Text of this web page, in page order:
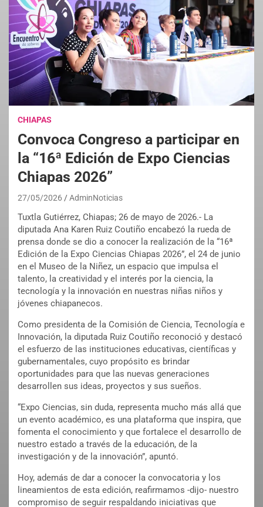
CHIAPAS
Convoca Congreso a participar en
la “16ª Edición de Expo Ciencias
Chiapas 2026”
27/05/2026 AdminNoticias
Tuxtla Gutiérrez, Chiapas; 26 de mayo de 2026.- La
diputada Ana Karen Ruiz Coutiño encabezó la rueda de
prensa donde se dio a conocer la realización de la “16ª
Edición de la Expo Ciencias Chiapas 2026”, el 24 de junio
en el Museo de la Niñez, un espacio que impulsa el
talento, la creatividad y el interés por la ciencia, la
tecnología y la innovación en nuestras niñas niños y
jóvenes chiapanecos.
Como presidenta de la Comisión de Ciencia, Tecnología e
Innovación, la diputada Ruiz Coutiño reconoció y destacó
el esfuerzo de las instituciones educativas, científicas y
gubernamentales, cuyo propósito es brindar
oportunidades para que las nuevas generaciones
desarrollen sus ideas, proyectos y sus sueños.
“Expo Ciencias, sin duda, representa mucho más allá que
un evento académico, es una plataforma que inspira, que
fomenta el conocimiento y que fortalece el desarrollo de
nuestro estado a través de la educación, de la
investigación y de la innovación”, apuntó.
Hoy, además de dar a conocer la convocatoria y los
lineamientos de esta edición, reafirmamos -dijo- nuestro
compromiso de seguir respaldando iniciativas que